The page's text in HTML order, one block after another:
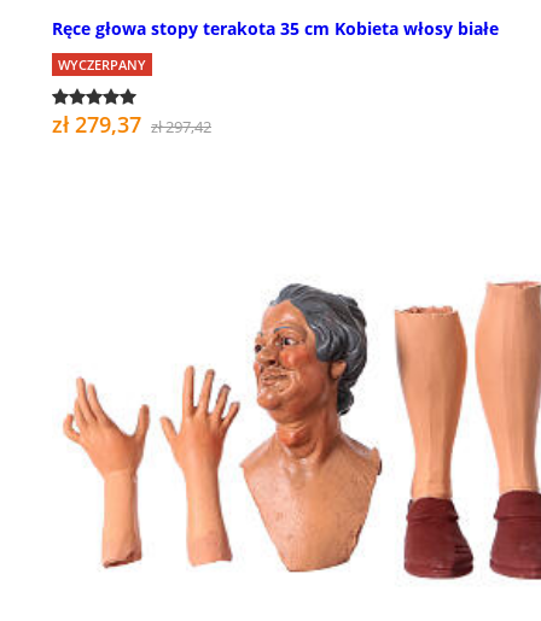
Ręce głowa stopy terakota 35 cm Kobieta włosy białe
WYCZERPANY
zł 279,37 zł 297,42